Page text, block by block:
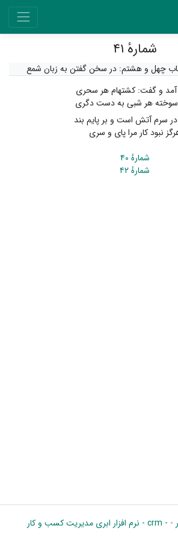
شمارهٔ ۴۱
چهل و هشتم: در سخن گفتن به زبان شمع
و گفت: کشتهام هر سحری
هر شبی به دست دگری
سرم آتش است و بر پایم بند
نبود کار مرا پای و سری
شمارهٔ ۴۰
شمارهٔ ۴۲
- - crm - نرم افزار ابری مدیریت کسب و کار